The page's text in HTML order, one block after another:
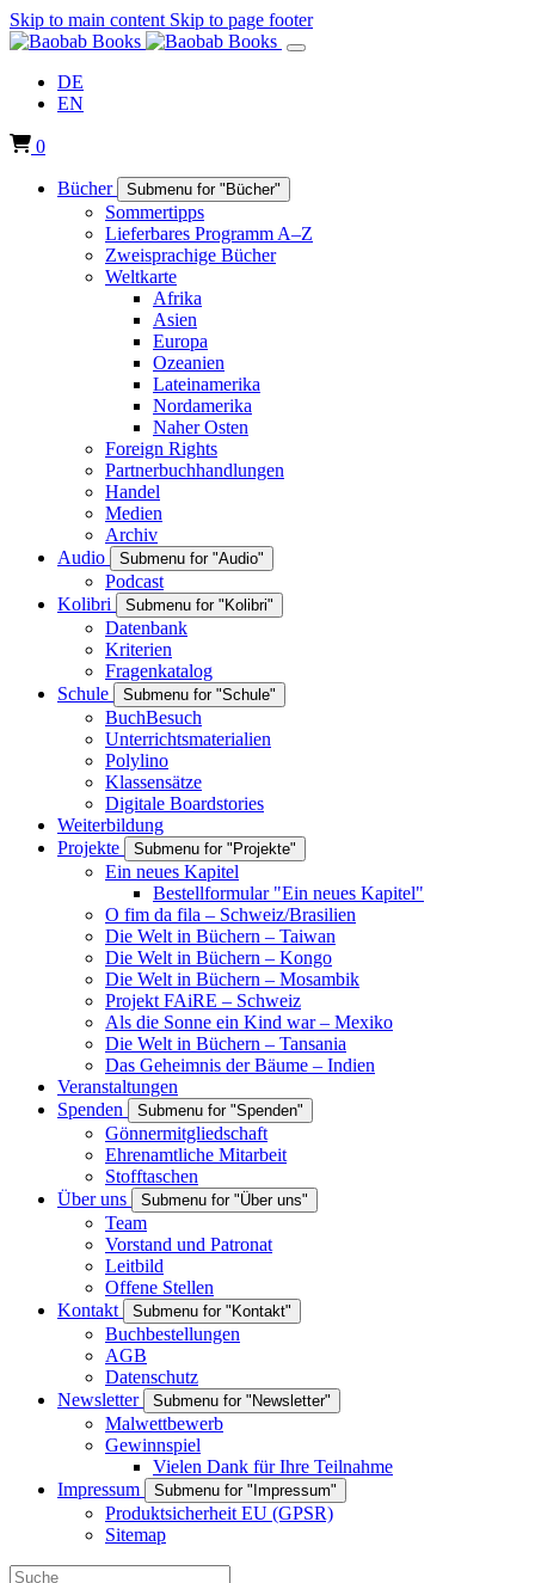
Skip to main content Skip to page footer
DE
EN
0
Bücher Submenu for "Bücher"
Sommertipps
Lieferbares Programm A–Z
Zweisprachige Bücher
Weltkarte
Afrika
Asien
Europa
Ozeanien
Lateinamerika
Nordamerika
Naher Osten
Foreign Rights
Partnerbuchhandlungen
Handel
Medien
Archiv
Audio
Submenu for "Audio"
Podcast
Kolibri
Submenu for "Kolibri"
Datenbank
Kriterien
Fragenkatalog
Schule
Submenu for "Schule"
BuchBesuch
Unterrichtsmaterialien
Polylino
Klassensätze
Digitale Boardstories
Weiterbildung
Projekte
Submenu for "Projekte"
Ein neues Kapitel
Bestellformular "Ein neues Kapitel"
O fim da fila – Schweiz/Brasilien
Die Welt in Büchern – Taiwan
Die Welt in Büchern – Kongo
Die Welt in Büchern – Mosambik
Projekt FAiRE – Schweiz
Als die Sonne ein Kind war – Mexiko
Die Welt in Büchern – Tansania
Das Geheimnis der Bäume – Indien
Veranstaltungen
Spenden
Submenu for "Spenden"
Gönnermitgliedschaft
Ehrenamtliche Mitarbeit
Stofftaschen
Über uns
Submenu for "Über uns"
Team
Vorstand und Patronat
Leitbild
Offene Stellen
Kontakt
Submenu for "Kontakt"
Buchbestellungen
AGB
Datenschutz
Newsletter
Submenu for "Newsletter"
Malwettbewerb
Gewinnspiel
Vielen Dank für Ihre Teilnahme
Impressum
Submenu for "Impressum"
Produktsicherheit EU (GPSR)
Sitemap